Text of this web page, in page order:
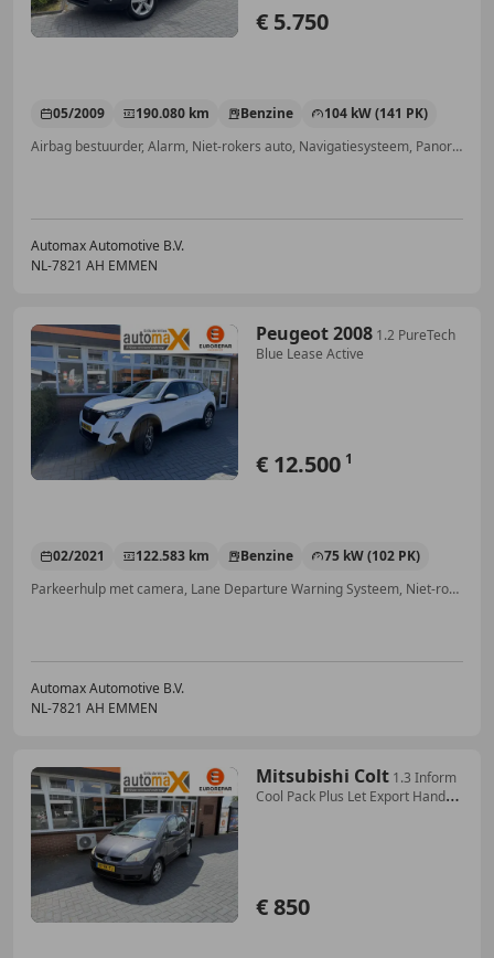
€ 5.750
05/2009 190.080 km Benzine
104 kW (141 PK)
Airbag bestuurder, Alarm, Niet-rokers auto, Navigatiesysteem, Panorama dak, Parkeerhulp met camera, Getinte ramen, Startonderbreker
Automax Automotive B.V.
NL-7821 AH EMMEN
Peugeot 2008 1.2 PureTech
Blue Lease Active
€ 12.500 1
02/2021 122.583 km Benzine
75 kW (102 PK)
Parkeerhulp met camera, Lane Departure Warning Systeem, Niet-rokers auto, Lichtmetalen velgen, Automatische klimaatregeling, LED verlichting, Parkeerhulp achter, Pechset
Automax Automotive B.V.
NL-7821 AH EMMEN
Mitsubishi Colt 1.3 Inform
Cool Pack Plus Let Export Handel.
€ 850